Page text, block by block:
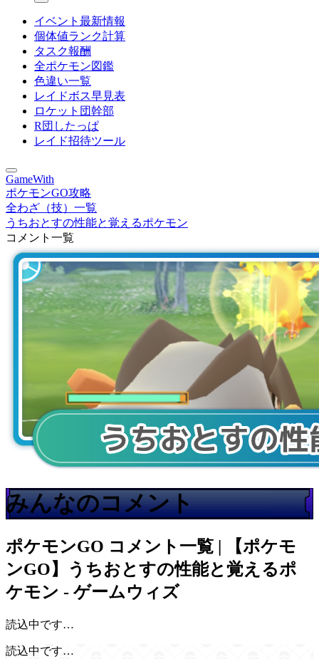
イベント最新情報
個体値ランク計算
タスク報酬
全ポケモン図鑑
色違い一覧
レイドボス早見表
ロケット団幹部
R団したっぱ
レイド招待ツール
GameWith
ポケモンGO攻略
全わざ（技）一覧
うちおとすの性能と覚えるポケモン
コメント一覧
みんなのコメント
ポケモンGO コメント一覧 | 【ポケモ
ンGO】うちおとすの性能と覚えるポ
ケモン - ゲームウィズ
読込中です…
読込中です…